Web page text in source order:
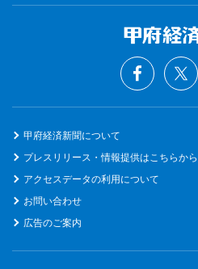
甲府経済新聞について
プレスリリース・情報提供はこちらから
アクセスデータの利用について
お問い合わせ
広告のご案内